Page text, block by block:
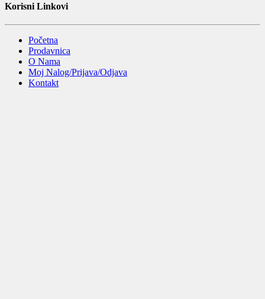
Korisni Linkovi
Početna
Prodavnica
O Nama
Moj Nalog/Prijava/Odjava
Kontakt